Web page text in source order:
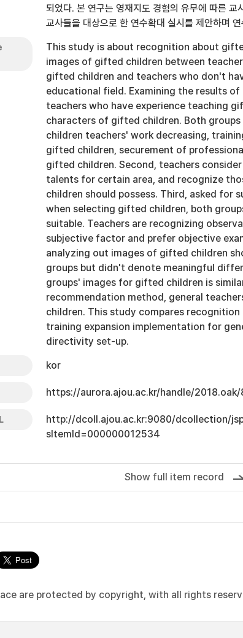
되었다. 본 연구는 영재지도 경험의 유무에 따른
교사들을 대상으로 한 연수확대 실시를 제안하며
This study is about recognition about
images of gifted children between
gifted children and teachers who don't
educational field. Examining the results
teachers who have experience teaching
characters of gifted children. Both
children teachers' work decreasing,
gifted children, securement of
gifted children. Second, teachers
talents for certain area, and recognize
children should possess. Third, asked for
when selecting gifted children, both
suitable. Teachers are recognizing
subjective factor and prefer objective
analyzing out images of gifted children
groups but didn't denote meaningful
groups' images for gifted children is
recommendation method, general
children. This study compares
training expansion implementation for
directivity set-up.
kor
https://aurora.ajou.ac.kr/handle/2018.oak/
http://dcoll.ajou.ac.kr:9080/dcollection/
sItemId=000000012534
Show full item record
are protected by copyright, with all rights